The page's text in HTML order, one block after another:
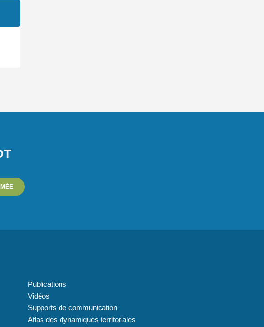
Publications
Vidéos
Supports de communication
Atlas des dynamiques territoriales